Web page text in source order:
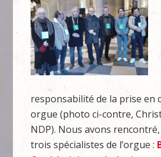
responsabilité de la prise en
orgue (photo ci-contre,
NDP). Nous avons
trois spécialistes de l’orgue :